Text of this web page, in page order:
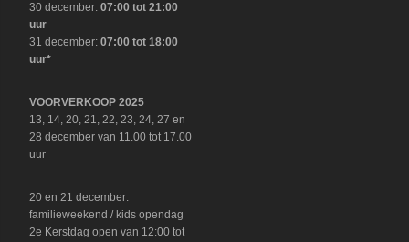
30 december:07:00 tot 21:00
uur
31 december:07:00 tot 18:00
uur*
VOORVERKOOP 2025
13, 14, 20, 21, 22, 23, 24, 27 en
28 december van 11.00 tot 17.00
uur
20 en 21 december:
familieweekend / kids opendag
2e Kerstdag open van 12:00 tot